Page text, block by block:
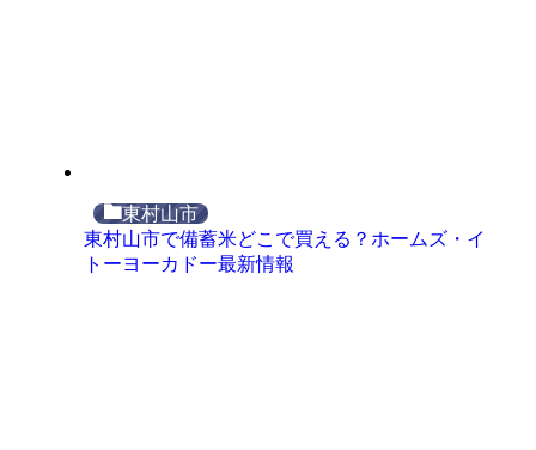
東村山市
東村山市で備蓄米どこで買える？ホームズ・イ
トーヨーカドー最新情報